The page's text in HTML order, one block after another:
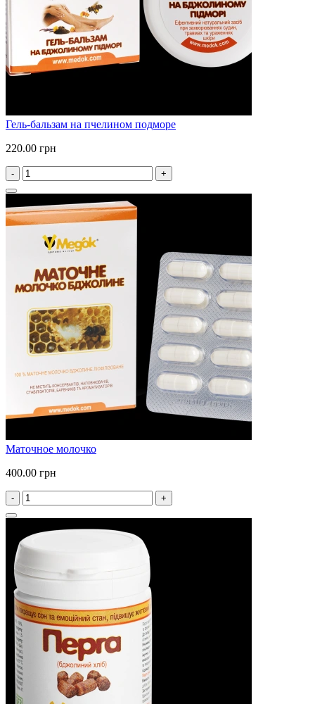
Гель-бальзам на пчелином подморе
220.00 грн
- +
Маточное молочко
400.00 грн
- +